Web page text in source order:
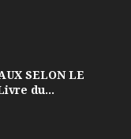
SELON LE
du...